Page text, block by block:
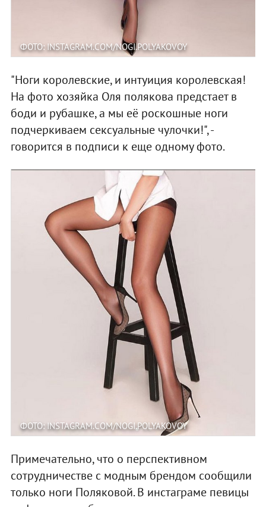
ФОТО: INSTAGRAM.COM/NOGI.POLYAKOVOY
"Ноги королевские, и интуиция королевская!
На фото хозяйка Оля полякова предстает в
боди и рубашке, а мы её роскошные ноги
подчеркиваем сексуальные чулочки!", -
говорится в подписи к еще одному фото.
ФОТО: INSTAGRAM.COM/NOGI.POLYAKOVOY
Примечательно, что о перспективном
сотрудничестве с модным брендом сообщили
только ноги Поляковой. В инстаграме певицы